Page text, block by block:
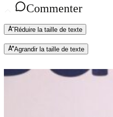
Commenter
Réduire la taille de texte
Agrandir la taille de texte